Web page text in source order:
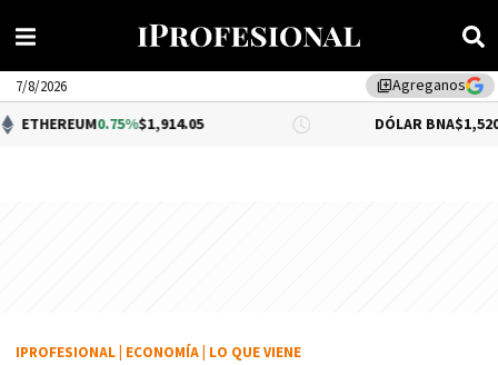
library_addAgreganos
7/8/2026
0.75%$1,914.05 DÓLAR BNA $1,520.00
IPROFESIONAL ECONOMÍA LO QUE VIENE